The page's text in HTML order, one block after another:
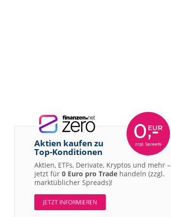
Aktien kaufen zu
Top-Konditionen
Aktien, ETFs, Derivate, Kryptos und mehr –
jetzt für 0 Euro pro Trade handeln (zzgl.
marktüblicher Spreads)!
JETZT INFORMIEREN